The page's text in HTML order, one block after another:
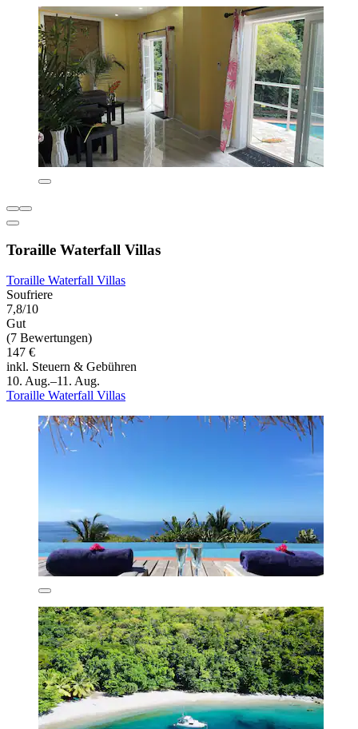
Toraille Waterfall Villas
Toraille Waterfall Villas
Soufriere
7,8/10
Gut
(7 Bewertungen)
147 €
inkl. Steuern & Gebühren
10. Aug.–11. Aug.
Toraille Waterfall Villas